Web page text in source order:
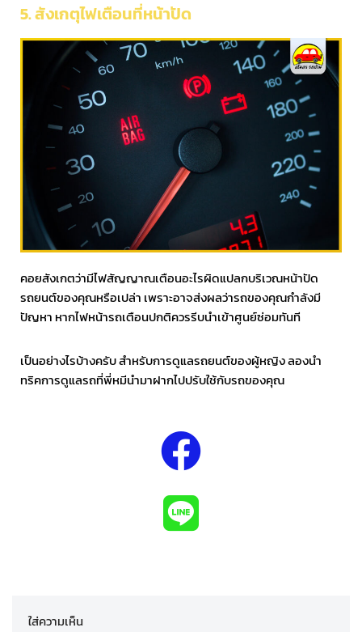
5. สังเกตุไฟเตือนที่หน้าปัด
คอยสังเกตว่ามีไฟสัญญาณเตือนอะไรผิดแปลกบริเวณหน้าปัด
รถยนต์ของคุณหรือเปล่า เพราะอาจส่งผลว่ารถของคุณกำลังมี
ปัญหา หากไฟหน้ารถเตือนปกติควรรีบนำเข้าศูนย์ซ่อมทันที
เป็นอย่างไรบ้างครับ สำหรับการดูแลรถยนต์ของผู้หญิง ลองนำ
ทริคการดูแลรถที่พี่หมีนำมาฝากไปปรับใช้กับรถของคุณ
ใส่ความเห็น